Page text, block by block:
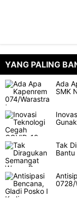
YANG PALING
Ada
SMK
Tak
Bantu
0728/